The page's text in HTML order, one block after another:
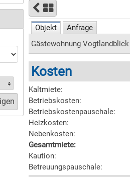
Objekt
Anfrage
Gästewohnung
Kosten
Kaltmiete:
Betriebskosten:
Betriebskostenpauschale:
Heizkosten:
Nebenkosten:
Gesamtmiete:
Kaution:
Betreuungspauschale: